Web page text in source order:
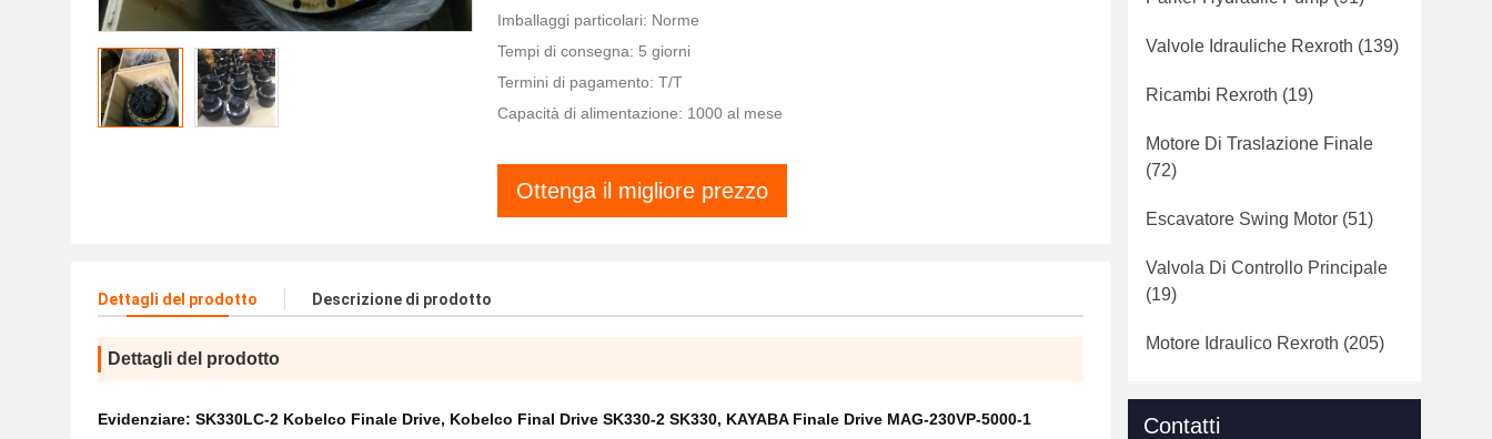
Imballaggi particolari: Norme
Tempi di consegna: 5 giorni
Termini di pagamento: T/T
Capacità di alimentazione: 1000 al mese
Ottenga il migliore prezzo
Dettagli del prodotto Descrizione di prodotto
Dettagli del prodotto
Evidenziare: SK330LC-2 Kobelco Finale Drive, Kobelco Final Drive SK330-2 SK330, KAYABA Finale Drive MAG-230VP-5000-1
Valvole Idrauliche Rexroth (139)
Ricambi Rexroth (19)
Motore Di Traslazione Finale
(72)
Escavatore Swing Motor (51)
Valvola Di Controllo Principale
(19)
Motore Idraulico Rexroth (205)
Contatti